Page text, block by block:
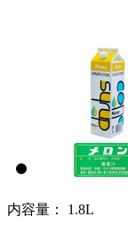
内容量： 1.8L